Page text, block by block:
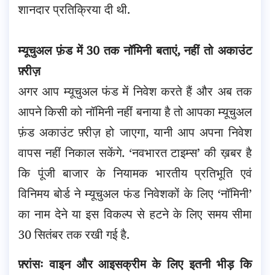
शानदार प्रतिक्रिया दी थी.
म्यूचुअल फ़ंड में 30 तक नॉमिनी बताएं, नहीं तो अकाउंट
फ़्रीज़
अगर आप म्यूचुअल फंड में निवेश करते हैं और अब तक
आपने किसी को नॉमिनी नहीं बनाया है तो आपका म्यूचुअल
फ़ंड अकाउंट फ़्रीज़ हो जाएगा, यानी आप अपना निवेश
वापस नहीं निकाल सकेंगे. ‘नवभारत टाइम्स’ की ख़बर है
कि पूंजी बाजार के नियामक भारतीय प्रतिभूति एवं
विनिमय बोर्ड ने म्यूचुअल फंड निवेशकों के लिए ‘नॉमिनी’
का नाम देने या इस विकल्प से हटने के लिए समय सीमा
30 सितंबर तक रखी गई है.
फ़्रांसः वाइन और आइसक्रीम के लिए इतनी भीड़ कि